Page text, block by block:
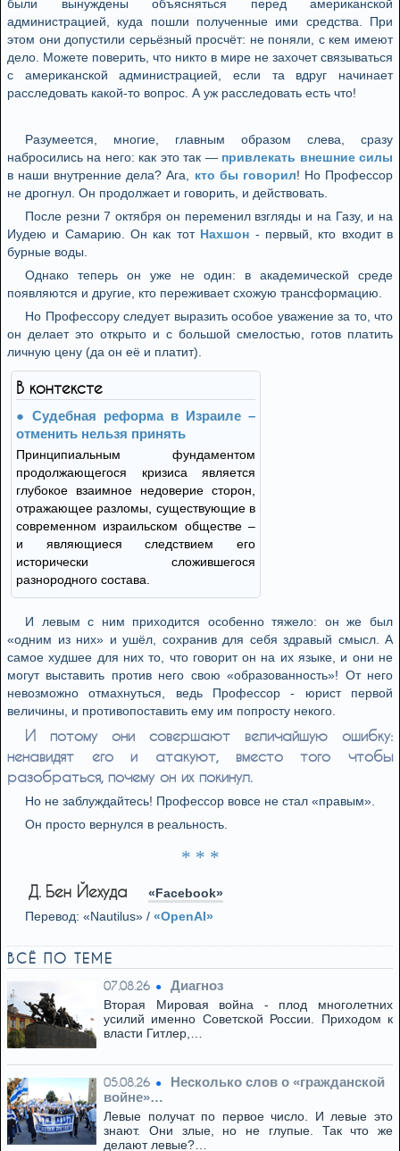
были вынуждены объясняться перед американской
администрацией, куда пошли полученные ими средства. При
этом они допустили серьёзный просчёт: не поняли, с кем имеют
дело. Можете поверить, что никто в мире не захочет связываться
с американской администрацией, если та вдруг начинает
расследовать какой-то вопрос. А уж расследовать есть что!
Разумеется, многие, главным образом слева, сразу
набросились на него: как это так — привлекать внешние силы
в наши внутренние дела? Ага, кто бы говорил! Но Профессор
не дрогнул. Он продолжает и говорить, и действовать.
После резни 7 октября он переменил взгляды и на Газу, и на
Иудею и Самарию. Он как тот Нахшон - первый, кто входит в
бурные воды.
Однако теперь он уже не один: в академической среде
появляются и другие, кто переживает схожую трансформацию.
Но Профессору следует выразить особое уважение за то, что
он делает это открыто и с большой смелостью, готов платить
личную цену (да он её и платит).
В контексте
Судебная реформа в Израиле –
отменить нельзя принять
Принципиальным фундаментом
продолжающегося кризиса является
глубокое взаимное недоверие сторон,
отражающее разломы, существующие в
современном израильском обществе –
и являющиеся следствием его
исторически сложившегося
разнородного состава.
И левым с ним приходится особенно тяжело: он же был
«одним из них» и ушёл, сохранив для себя здравый смысл. А
самое худшее для них то, что говорит он на их языке, и они не
могут выставить против него свою «образованность»! От него
невозможно отмахнуться, ведь Профессор - юрист первой
величины, и противопоставить ему им попросту некого.
И потому они совершают величайшую ошибку:
ненавидят его и атакуют, вместо того чтобы
разобраться, почему он их покинул.
Но не заблуждайтесь! Профессор вовсе не стал «правым».
Он просто вернулся в реальность.
* * *
Д. Бен Йехуда
«Facebook»
Перевод: «Nautilus» / «OpenAI»
ВСЁ ПО ТЕМЕ
07.08.26 Диагноз
Вторая Мировая война - плод многолетних
усилий именно Советской России. Приходом к
власти Гитлер,…
05.08.26
Несколько слов о «гражданской
войне»…
Левые получат по первое число. И левые это
знают. Они злые, но не глупые. Так что же
делают левые?…